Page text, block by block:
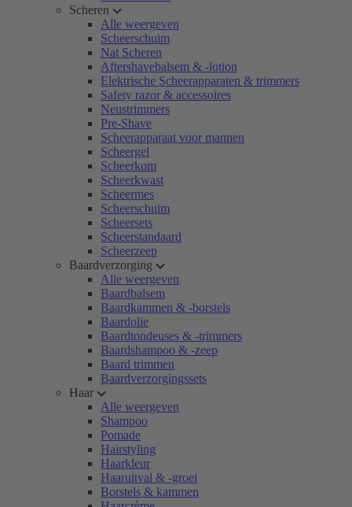
Scheren
Alle weergeven
Scheerschuim
Nat Scheren
Aftershavebalsem & -lotion
Elektrische Scheerapparaten & trimmers
Safety razor & accessoires
Neustrimmers
Pre-Shave
Scheerapparaat voor mannen
Scheergel
Scheerkom
Scheerkwast
Scheermes
Scheerschuim
Scheersets
Scheerstandaard
Scheerzeep
Baardverzorging
Alle weergeven
Baardbalsem
Baardkammen & -borstels
Baardolie
Baardtondeuses & -trimmers
Baardshampoo & -zeep
Baard trimmen
Baardverzorgingssets
Haar
Alle weergeven
Shampoo
Pomade
Hairstyling
Haarkleur
Haaruitval & -groei
Borstels & kammen